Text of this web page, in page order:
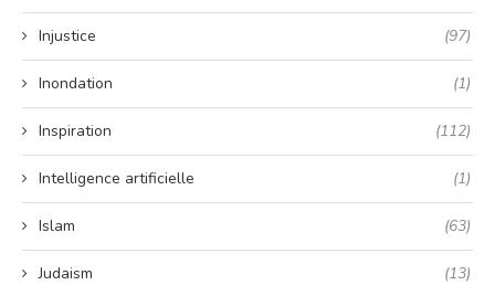
Injustice (97)
Inondation (1)
Inspiration (112)
Intelligence artificielle (1)
Islam (63)
Judaism (13)